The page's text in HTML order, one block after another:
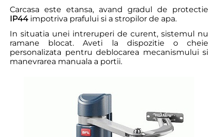
Carcasa este etansa, avand gradul de protectie
IP44 impotriva prafului si a stropilor de apa.
In situatia unei intreruperi de curent, sistemul nu
ramane blocat. Aveti la dispozitie o cheie
personalizata pentru deblocarea mecanismului si
manevrarea manuala a portii.